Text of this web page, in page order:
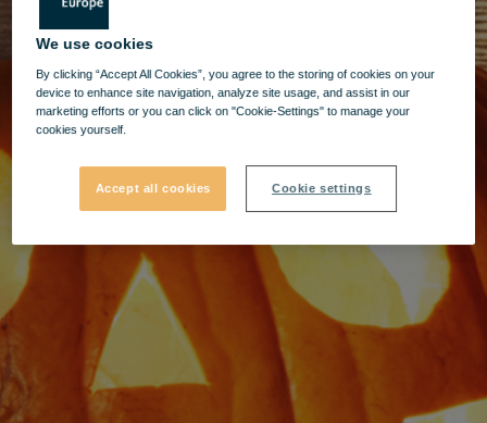
We use cookies
By clicking “Accept All Cookies”, you agree to the storing of cookies on your
device to enhance site navigation, analyze site usage, and assist in our
marketing efforts or you can click on "Cookie-Settings" to manage your
cookies yourself.
Accept all cookies Cookie settings